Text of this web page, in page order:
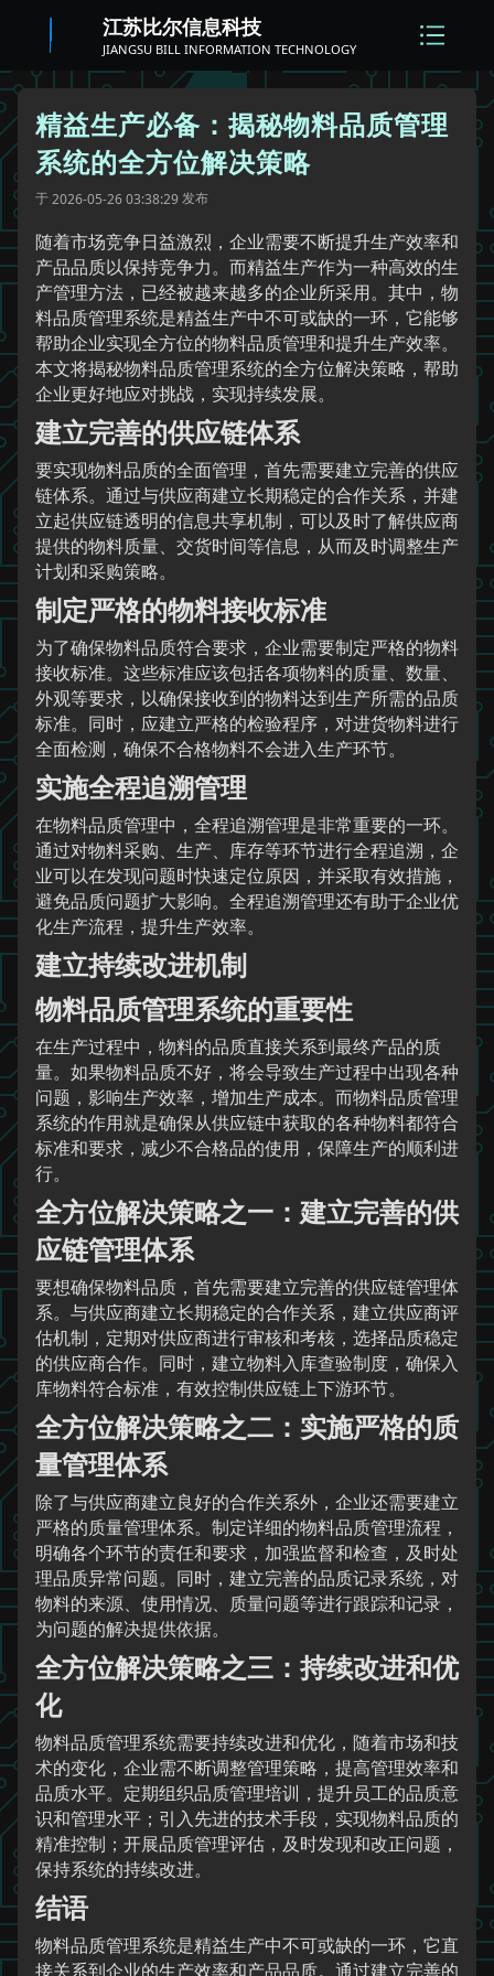
江苏比尔信息科技
JIANGSU BILL INFORMATION TECHNOLOGY
精益生产必备：揭秘物料品质管理
系统的全方位解决策略
于2026-05-26 03:38:29发布
随着市场竞争日益激烈，企业需要不断提升生产效率和
产品品质以保持竞争力。而精益生产作为一种高效的生
产管理方法，已经被越来越多的企业所采用。其中，物
料品质管理系统是精益生产中不可或缺的一环，它能够
帮助企业实现全方位的物料品质管理和提升生产效率。
本文将揭秘物料品质管理系统的全方位解决策略，帮助
企业更好地应对挑战，实现持续发展。
建立完善的供应链体系
要实现物料品质的全面管理，首先需要建立完善的供应
链体系。通过与供应商建立长期稳定的合作关系，并建
立起供应链透明的信息共享机制，可以及时了解供应商
提供的物料质量、交货时间等信息，从而及时调整生产
计划和采购策略。
制定严格的物料接收标准
为了确保物料品质符合要求，企业需要制定严格的物料
接收标准。这些标准应该包括各项物料的质量、数量、
外观等要求，以确保接收到的物料达到生产所需的品质
标准。同时，应建立严格的检验程序，对进货物料进行
全面检测，确保不合格物料不会进入生产环节。
实施全程追溯管理
在物料品质管理中，全程追溯管理是非常重要的一环。
通过对物料采购、生产、库存等环节进行全程追溯，企
业可以在发现问题时快速定位原因，并采取有效措施，
避免品质问题扩大影响。全程追溯管理还有助于企业优
化生产流程，提升生产效率。
建立持续改进机制
物料品质管理系统的重要性
在生产过程中，物料的品质直接关系到最终产品的质
量。如果物料品质不好，将会导致生产过程中出现各种
问题，影响生产效率，增加生产成本。而物料品质管理
系统的作用就是确保从供应链中获取的各种物料都符合
标准和要求，减少不合格品的使用，保障生产的顺利进
行。
全方位解决策略之一：建立完善的供
应链管理体系
要想确保物料品质，首先需要建立完善的供应链管理体
系。与供应商建立长期稳定的合作关系，建立供应商评
估机制，定期对供应商进行审核和考核，选择品质稳定
的供应商合作。同时，建立物料入库查验制度，确保入
库物料符合标准，有效控制供应链上下游环节。
全方位解决策略之二：实施严格的质
量管理体系
除了与供应商建立良好的合作关系外，企业还需要建立
严格的质量管理体系。制定详细的物料品质管理流程，
明确各个环节的责任和要求，加强监督和检查，及时处
理品质异常问题。同时，建立完善的品质记录系统，对
物料的来源、使用情况、质量问题等进行跟踪和记录，
为问题的解决提供依据。
全方位解决策略之三：持续改进和优
化
物料品质管理系统需要持续改进和优化，随着市场和技
术的变化，企业需不断调整管理策略，提高管理效率和
品质水平。定期组织品质管理培训，提升员工的品质意
识和管理水平；引入先进的技术手段，实现物料品质的
精准控制；开展品质管理评估，及时发现和改正问题，
保持系统的持续改进。
结语
物料品质管理系统是精益生产中不可或缺的一环，它直
接关系到企业的生产效率和产品品质。通过建立完善的